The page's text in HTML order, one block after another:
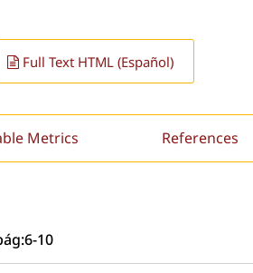
Full Text HTML (Español)
Metrics References
10